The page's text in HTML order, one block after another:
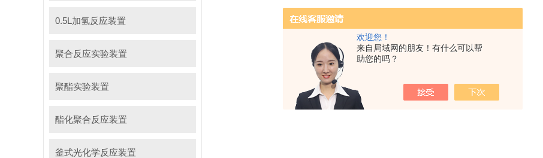
欢迎您！
来自局域网的朋友！有什么可以帮
助您的吗？
0.5L加氢反应装置
聚合反应实验装置
聚酯实验装置
酯化聚合反应装置
釜式光化学反应装置